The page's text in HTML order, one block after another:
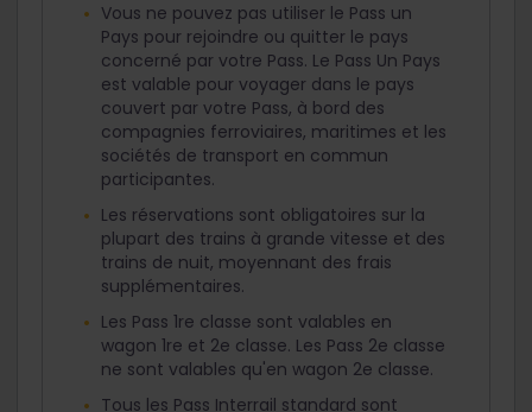
Vous ne pouvez pas utiliser le Pass un
Pays pour rejoindre ou quitter le pays
concerné par votre Pass. Le Pass Un Pays
est valable pour voyager dans le pays
couvert par votre Pass, à bord des
compagnies ferroviaires, maritimes et les
sociétés de transport en commun
participantes.
Les réservations sont obligatoires sur la
plupart des trains à grande vitesse et des
trains de nuit, moyennant des frais
supplémentaires.
Les Pass 1re classe sont valables en
wagon 1re et 2e classe. Les Pass 2e classe
ne sont valables qu'en wagon 2e classe.
Tous les Pass Interrail standard sont